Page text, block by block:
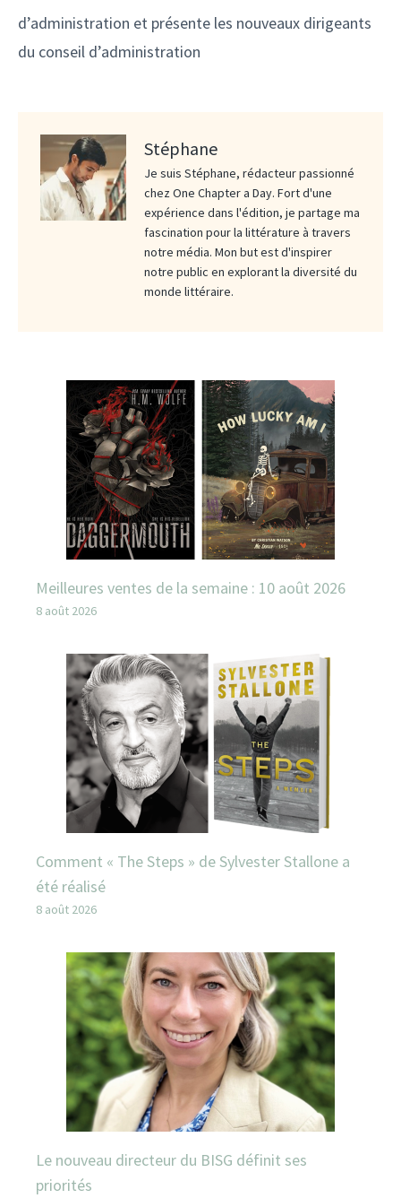
d’administration et présente les nouveaux dirigeants
du conseil d’administration
Stéphane
Je suis Stéphane, rédacteur passionné
chez One Chapter a Day. Fort d'une
expérience dans l'édition, je partage ma
fascination pour la littérature à travers
notre média. Mon but est d'inspirer
notre public en explorant la diversité du
monde littéraire.
Meilleures ventes de la semaine : 10 août 2026
8 août 2026
Comment « The Steps » de Sylvester Stallone a
été réalisé
8 août 2026
Le nouveau directeur du BISG définit ses
priorités